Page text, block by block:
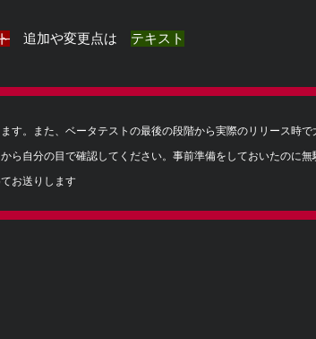
追加や変更点は テキスト
。また、ベータテストの最後の段階から実際のリリース時
自分の目で確認してください。事前準備をしておいたのに
お送りします